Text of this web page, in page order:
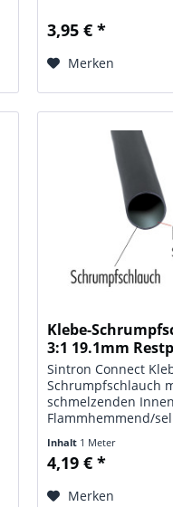
Daten: Maße: Länge
7.9 mm / 9.5 mm /
3,95 € *
Merken
Klebe-
3:1 19.1mm
Sintron Connect
Schrumpfschlauch
schmelzenden
Flammhemmend/
Basispreis 1 m.
Daten: Typ: Klebe-
19,1 mm; Farbe:
Inhalt 1 Meter
4,19 € *
Merken